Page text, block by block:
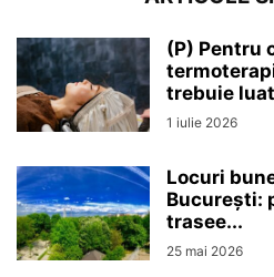
(P) Pentru
trebuie
1 iulie 2026
Locuri
București:
trasee...
25 mai 2026